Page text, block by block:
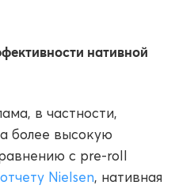
нативной
в частности,
более высокую
с pre-roll
отчету Nielsen, нативная